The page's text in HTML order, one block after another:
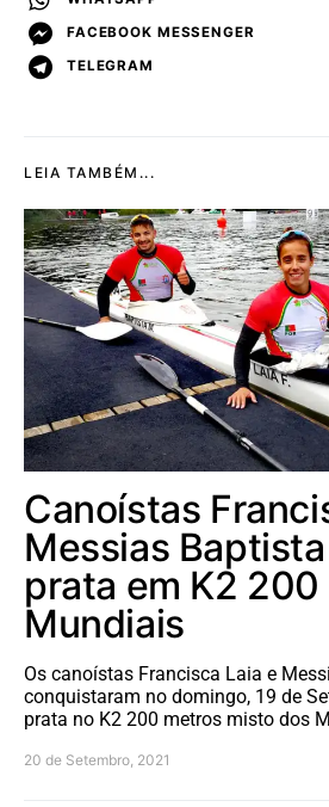
FACEBOOK MESSENGER
TELEGRAM
LEIA TAMBÉM...
Canoístas
Messias
prata em K2
Mundiais
Os canoístas Francisca Laia e
conquistaram no domingo, 19 de
prata no K2 200 metros misto dos
20 de Setembro, 2021